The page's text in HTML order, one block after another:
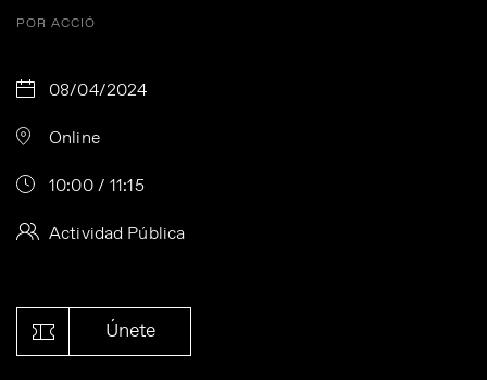
POR ACCIÓ
08/04/2024
Online
10:00 / 11:15
Actividad Pública
Únete